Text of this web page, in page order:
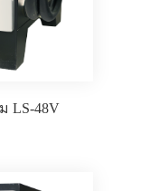
LS-48V